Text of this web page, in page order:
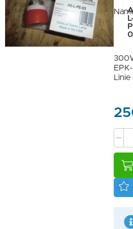
L-
Linie